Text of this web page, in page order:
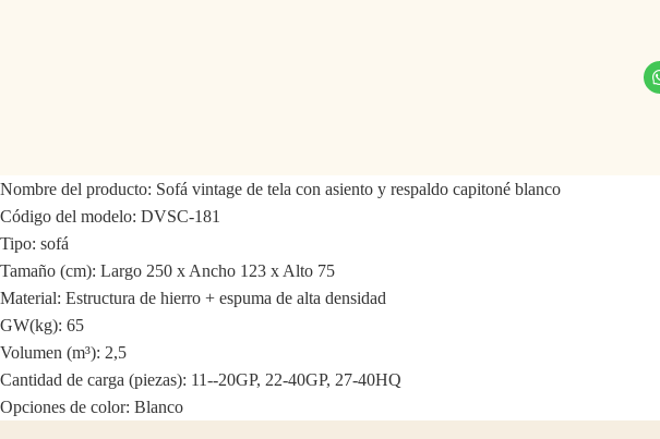
Nombre del producto: Sofá vintage de tela con asiento y respaldo capitoné blanco
Código del modelo: DVSC-181
Tipo: sofá
Tamaño (cm): Largo 250 x Ancho 123 x Alto 75
Material: Estructura de hierro + espuma de alta densidad
GW(kg): 65
Volumen (m³): 2,5
Cantidad de carga (piezas): 11--20GP, 22-40GP, 27-40HQ
Opciones de color: Blanco